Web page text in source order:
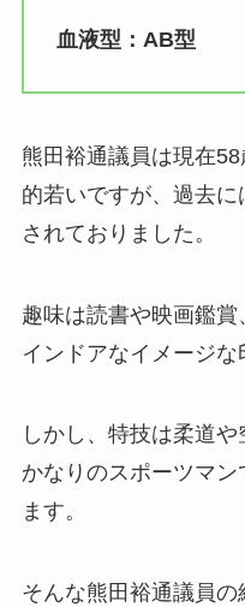
血液型：AB型
熊田裕通議員は現在
的若いですが、過去
されておりました。
趣味は読書や映画鑑
インドアなイメージな
しかし、特技は柔道
かなりのスポーツマ
ます。
そんな熊田裕通議員の